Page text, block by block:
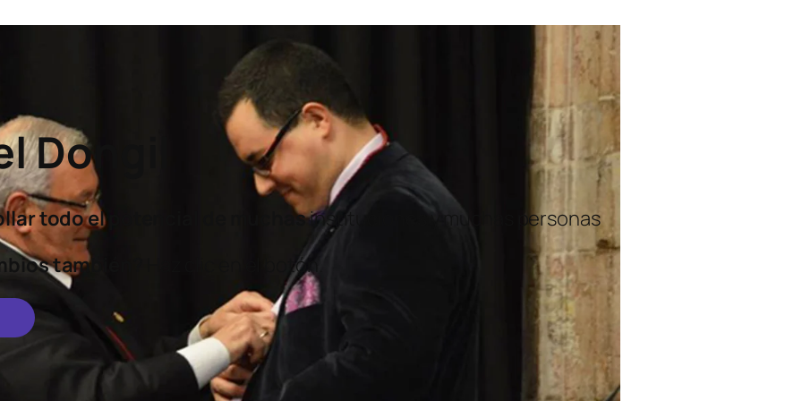
Dongil
todo el potencial de muchasinstituciones y muchas personas
también?
Haz clic en el botón.